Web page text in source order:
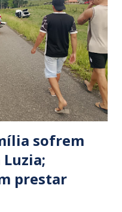
sofrem
prestar